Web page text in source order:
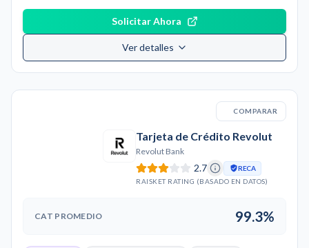
Solicitar Ahora
Ver detalles
COMPARAR
Tarjeta de Crédito Revolut
Revolut Bank
2.7
RECA
RAISKET RATING (BASADO EN DATOS)
CAT PROMEDIO 99.3%